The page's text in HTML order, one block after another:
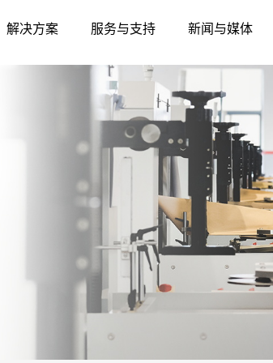
解决方案 服务与支持 新闻与媒体